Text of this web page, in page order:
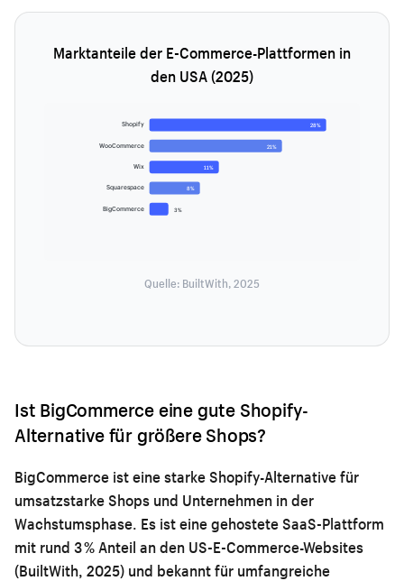
Marktanteile der E-Commerce-Plattformen in
den USA (2025)
Shopify 28%
WooCommerce 21%
Wix 11%
Squarespace 8%
BigCommerce 3%
Quelle: BuiltWith, 2025
Ist BigCommerce eine gute Shopify-
Alternative für größere Shops?
BigCommerce ist eine starke Shopify-Alternative für
umsatzstarke Shops und Unternehmen in der
Wachstumsphase. Es ist eine gehostete SaaS-Plattform
mit rund 3 % Anteil an den US-E-Commerce-Websites
(BuiltWith, 2025) und bekannt für umfangreiche